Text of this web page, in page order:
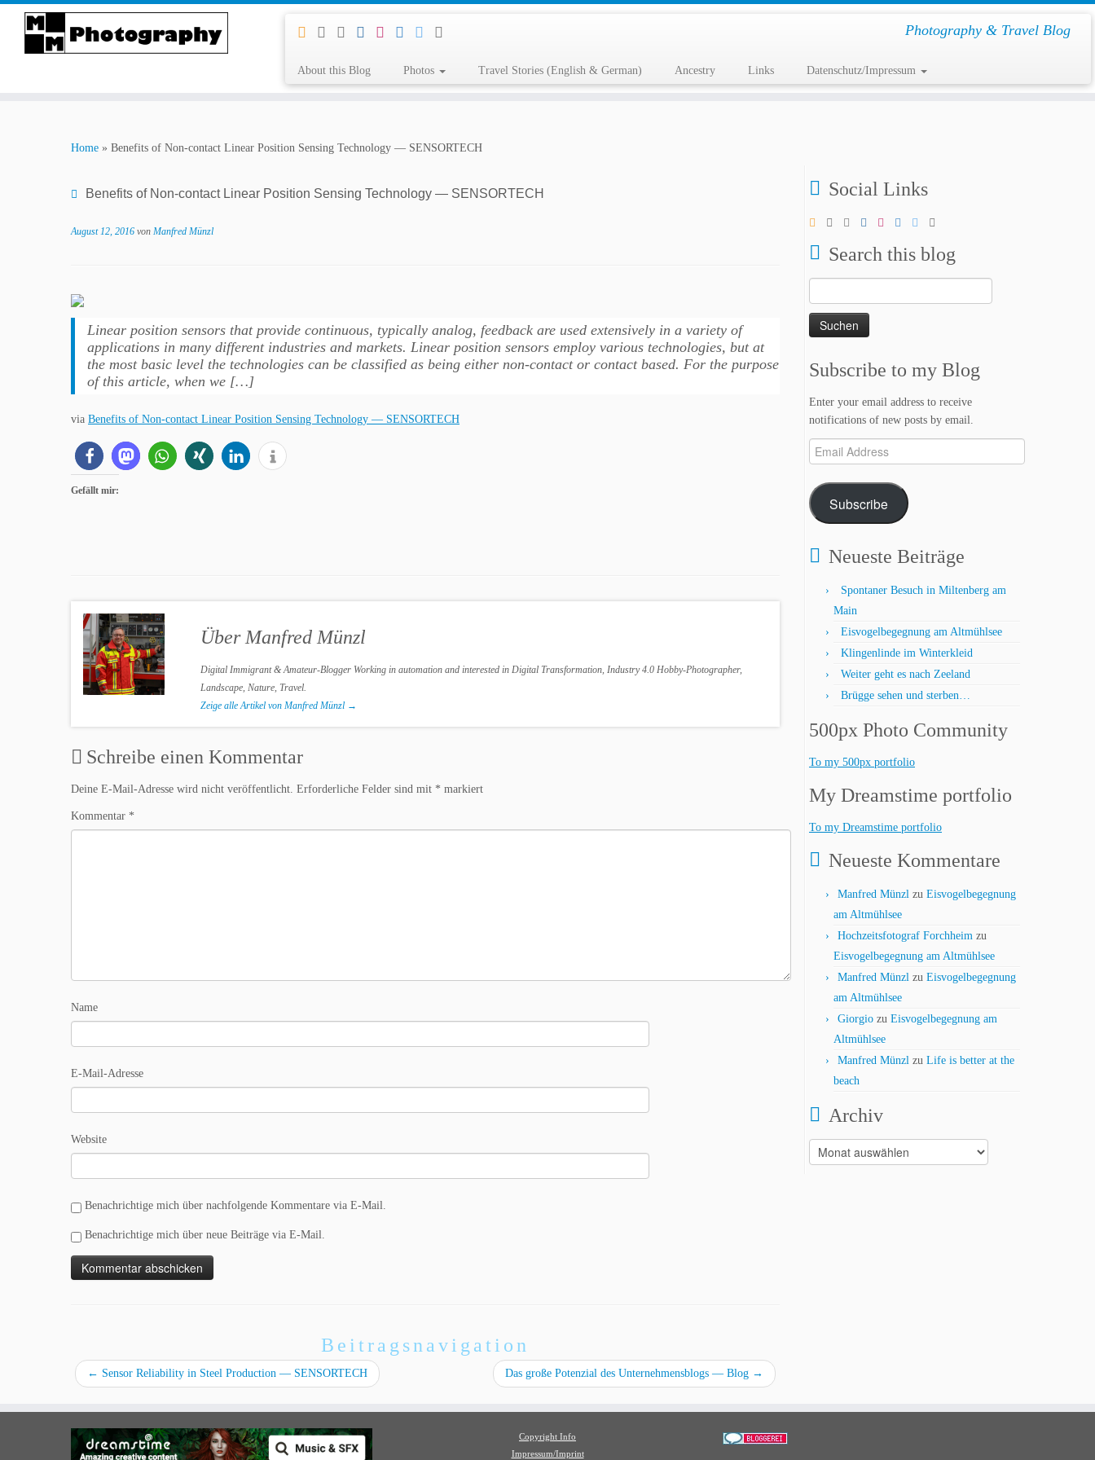
Zum
Inhalt
springen
Photography & Travel Blog
About this Blog Photos Travel Stories (English & German) Ancestry Links Datenschutz/Impressum
Home » Benefits of Non-contact Linear Position Sensing Technology — SENSORTECH
Benefits of Non-contact Linear Position Sensing Technology — SENSORTECH
August 12, 2016 von Manfred Münzl
Linear position sensors that provide continuous, typically analog, feedback are used extensively in a variety of
applications in many different industries and markets. Linear position sensors employ various technologies, but at
the most basic level the technologies can be classified as being either non-contact or contact based. For the purpose
of this article, when we […]
via Benefits of Non-contact Linear Position Sensing Technology — SENSORTECH
Gefällt mir:
Über Manfred Münzl
Digital Immigrant & Amateur-Blogger Working in automation and interested in Digital Transformation, Industry 4.0 Hobby-Photographer,
Landscape, Nature, Travel.
Zeige alle Artikel von Manfred Münzl →
Schreibe einen Kommentar
Deine E-Mail-Adresse wird nicht veröffentlicht. Erforderliche Felder sind mit * markiert
Kommentar *
Name
E-Mail-Adresse
Website
Benachrichtige mich über nachfolgende Kommentare via E-Mail.
Benachrichtige mich über neue Beiträge via E-Mail.
Beitragsnavigation
← Sensor Reliability in Steel Production — SENSORTECH Das große Potenzial des Unternehmensblogs — Blog →
Social Links
Search this blog
nach:
Subscribe to my Blog
Enter your email address to receive
notifications of new posts by email.
Email
Address
Subscribe
Neueste Beiträge
Spontaner Besuch in Miltenberg am
Main
Eisvogelbegegnung am Altmühlsee
Klingenlinde im Winterkleid
Weiter geht es nach Zeeland
Brügge sehen und sterben…
500px Photo Community
To my 500px portfolio
My Dreamstime portfolio
To my Dreamstime portfolio
Neueste Kommentare
Manfred Münzl zu Eisvogelbegegnung
am Altmühlsee
Hochzeitsfotograf Forchheim zu
Eisvogelbegegnung am Altmühlsee
Manfred Münzl zu Eisvogelbegegnung
am Altmühlsee
Giorgio zu Eisvogelbegegnung am
Altmühlsee
Manfred Münzl zu Life is better at the
beach
Archiv
Archiv
Copyright Info
Impressum/Imprint